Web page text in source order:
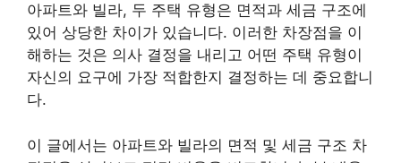
아파트와 빌라, 두 주택 유형은 면적과 세금 구조에
있어 상당한 차이가 있습니다. 이러한 차장점을 이
해하는 것은 의사 결정을 내리고 어떤 주택 유형이
자신의 요구에 가장 적합한지 결정하는 데 중요합니
다.
이 글에서는 아파트와 빌라의 면적 및 세금 구조 차